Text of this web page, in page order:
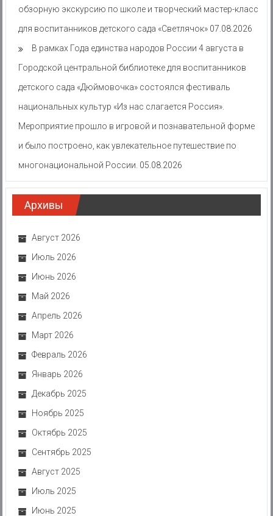
обзорную экскурсию по школе и творческий мастер-класс
для воспитанников детского сада «Светлячок» 07.08.2026
В рамках Года единства народов России 4 августа в
Городской центральной библиотеке для воспитанников
детского сада «Дюймовочка» состоялся фестиваль
национальных культур «Из нас слагается Россия».
Мероприятие прошло в игровой и познавательной форме
и было построено, как увлекательное путешествие по
многонациональной России. 05.08.2026
Архивы
Август 2026
Июль 2026
Июнь 2026
Май 2026
Апрель 2026
Март 2026
Февраль 2026
Январь 2026
Декабрь 2025
Ноябрь 2025
Октябрь 2025
Сентябрь 2025
Август 2025
Июль 2025
Июнь 2025